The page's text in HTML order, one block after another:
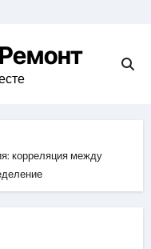
корреляция между